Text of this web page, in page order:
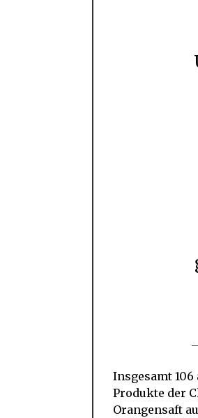
Insgesamt
Produkte der
Orangensaft